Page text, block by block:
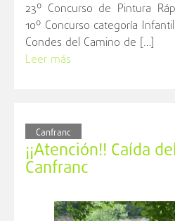
23º Concurso de Pintura
10º Concurso categoría
Condes del Camino de […]
Leer más
Canfranc
¡¡Atención!! Caída
Canfranc